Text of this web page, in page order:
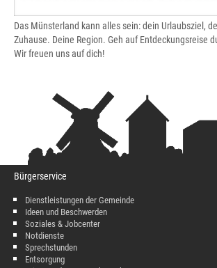
Das Münsterland kann alles sein: dein Urlaubsziel,
Zuhause. Deine Region. Geh auf Entdeckungsreise
Wir freuen uns auf dich!
Bürgerservice
Dienstleistungen der Gemeinde
Ideen und Beschwerden
Soziales & Jobcenter
Notdienste
Sprechstunden
Entsorgung